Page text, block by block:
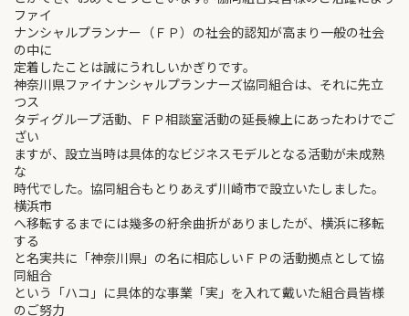
ファイ
ナンシャルプランナー（ＦＰ）の社会的認知が高まり一般の社会
の中に
定着したことは誠にうれしいかぎりです。
神奈川県ファイナンシャルプランナーズ協同組合は、それに先立
つス
タディグループ活動、ＦＰ相談室活動の延長線上にあったわけでご
ざい
ますが、設立当時は具体的なビジネスモデルとなる活動が未成熟
な
時代でした。協同組合もとりあえず川崎市で設立いたしました。
横浜市
へ移転するまでには幾多の紆余曲折がありましたが、横浜に移転
する
と名実共に「神奈川県」の名に相応しいＦＰの活動拠点として協
同組合
という「ハコ」に具体的な事業「実」を入れて戴いた組合員皆様
のご努力